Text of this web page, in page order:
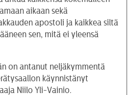
aikaan sekä
apostoli ja kaikkea siltä
sen, mitä ei yleensä
on antanut neljäkymmentä
käynnistänyt
Niilo Yli-Vainio.